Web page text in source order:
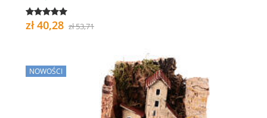
zł 40,28 zł 53,71
NOWOŚCI